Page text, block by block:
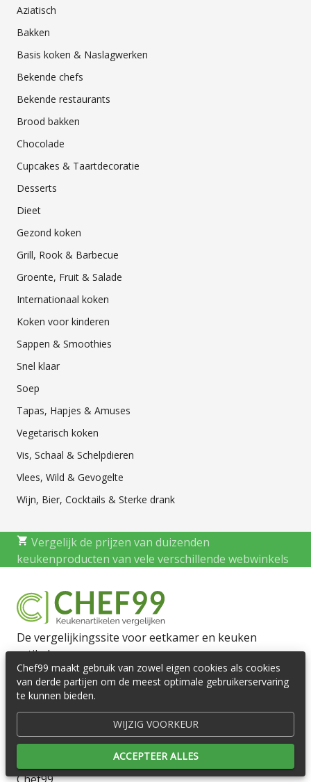
Aziatisch
Bakken
Basis koken & Naslagwerken
Bekende chefs
Bekende restaurants
Brood bakken
Chocolade
Cupcakes & Taartdecoratie
Desserts
Dieet
Gezond koken
Grill, Rook & Barbecue
Groente, Fruit & Salade
Internationaal koken
Koken voor kinderen
Sappen & Smoothies
Snel klaar
Soep
Tapas, Hapjes & Amuses
Vegetarisch koken
Vis, Schaal & Schelpdieren
Vlees, Wild & Gevogelte
Wijn, Bier, Cocktails & Sterke drank
Vergelijk de prijzen van duizenden
keukenproducten van vele verschillende webwinkels
De vergelijkingssite voor eetkamer en keuken
artikelen
Algemeen
Disclaimer
Cookies
Chef99 maakt gebruik van zowel eigen cookies als cookies
van derde partijen om de meest optimale gebruikerservaring
te kunnen bieden.
WIJZIG VOORKEUR
ACCEPTEER ALLES